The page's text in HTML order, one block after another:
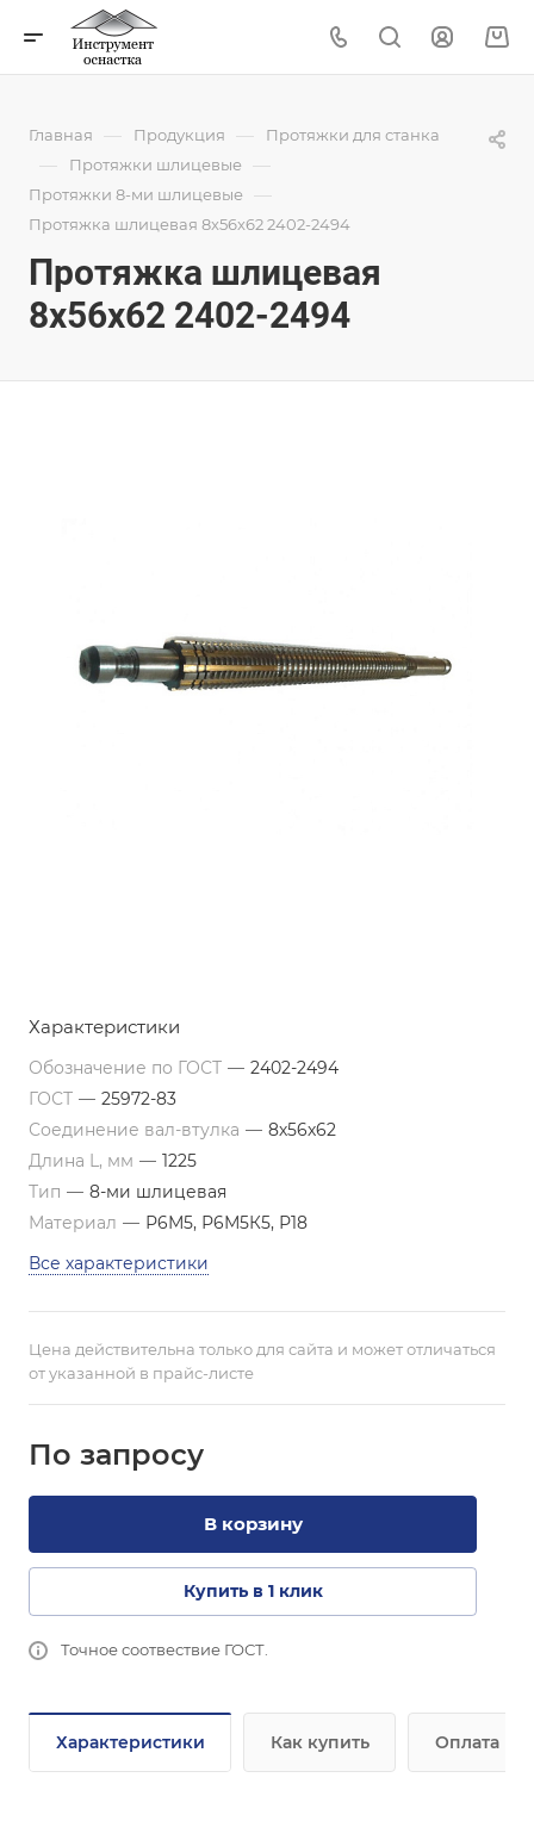
Главная — Продукция — Протяжки для станка
— Протяжки шлицевые —
Протяжки 8-ми шлицевые —
Протяжка шлицевая 8x56x62 2402-2494
Протяжка шлицевая
8x56x62 2402-2494
Характеристики
Обозначение по ГОСТ — 2402-2494
ГОСТ — 25972-83
Соединение вал-втулка — 8х56х62
Длина L, мм — 1225
Тип — 8-ми шлицевая
Материал — Р6М5, Р6М5К5, Р18
Все характеристики
Цена действительна только для сайта и может отличаться
от указанной в прайс-листе
По запросу
В корзину
Купить в 1 клик
Точное соотвествие ГОСТ.
Характеристики Как купить Оплата